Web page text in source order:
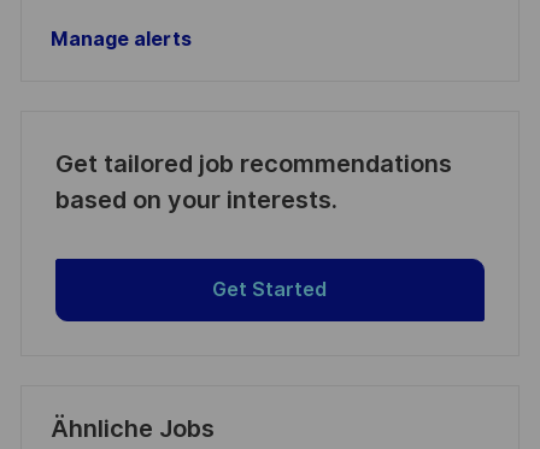
Manage alerts
Get tailored job recommendations
based on your interests.
Get Started
Ähnliche Jobs